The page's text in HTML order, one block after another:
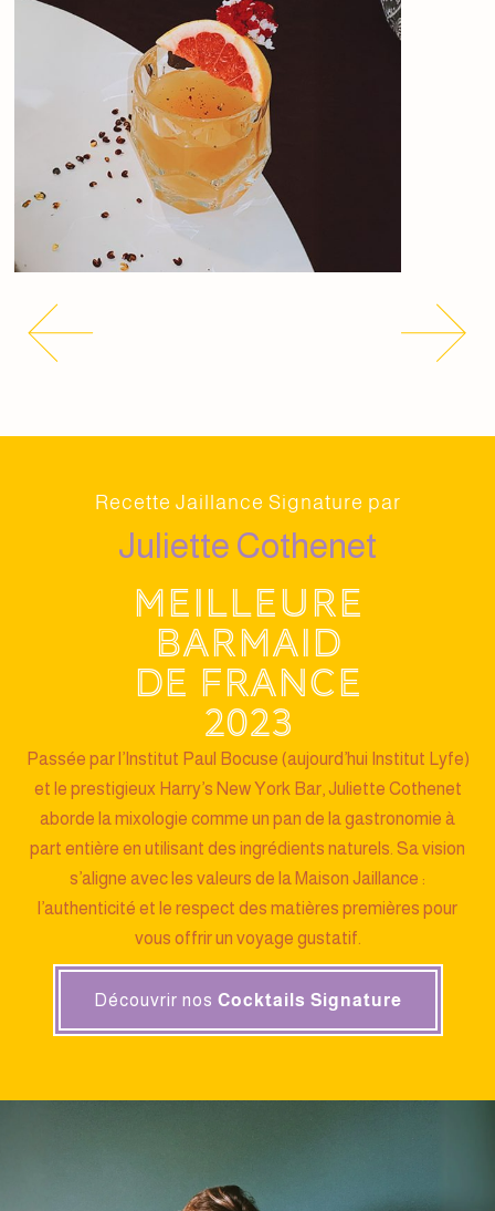
Recette Jaillance Signature par
Juliette Cothenet
Meilleure
barmaid
de France
2023
Passée par l’Institut Paul Bocuse (aujourd’hui Institut Lyfe)
et le prestigieux Harry’s New York Bar, Juliette Cothenet
aborde la mixologie comme un pan de la gastronomie à
part entière en utilisant des ingrédients naturels. Sa vision
s’aligne avec les valeurs de la Maison Jaillance :
l’authenticité et le respect des matières premières pour
vous offrir un voyage gustatif.
Découvrir nos Cocktails Signature